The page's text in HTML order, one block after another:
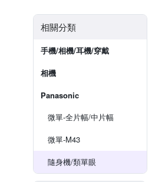
相關分類
手機/相機/耳機/穿戴
相機
Panasonic
微單-全片幅/中片幅
微單-M43
隨身機/類單眼